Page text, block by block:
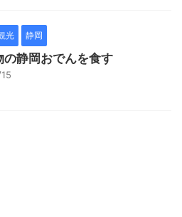
光 静岡
の静岡おでんを食す